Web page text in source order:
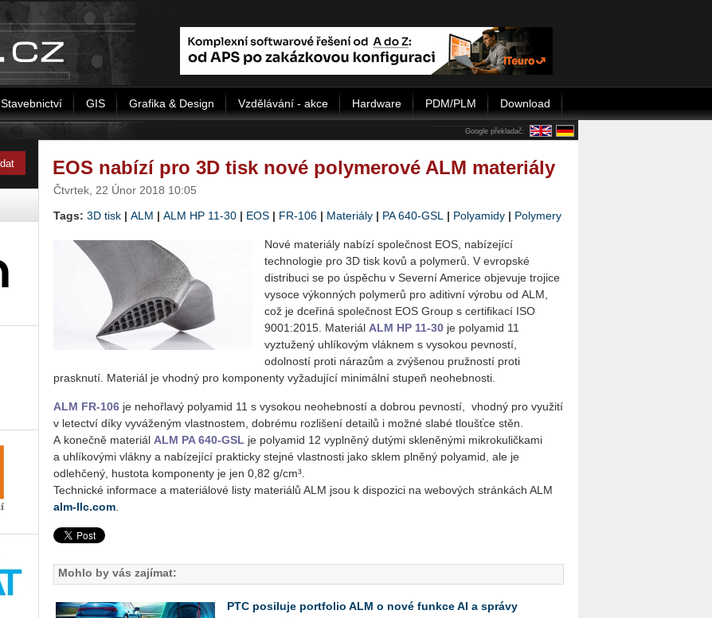
Stavebnictví GIS Grafika & Design Vzdělávání - akce Hardware PDM/PLM Download
Google překladač:
EOS nabízí pro 3D tisk nové polymerové ALM materiály
Čtvrtek, 22 Únor 2018 10:05
Tags: 3D tisk | ALM | ALM HP 11-30 | EOS | FR-106 | Materiály | PA 640-GSL | Polyamidy | Polymery
Nové materiály nabízí společnost EOS, nabízející
technologie pro 3D tisk kovů a polymerů. V evropské
distribuci se po úspěchu v Severní Americe objevuje trojice
vysoce výkonných polymerů pro aditivní výrobu od ALM,
což je dceřiná společnost EOS Group s certifikací ISO
9001:2015. Materiál ALM HP 11-30 je polyamid 11
vyztužený uhlíkovým vláknem s vysokou pevností,
odolností proti nárazům a zvýšenou pružností proti
prasknutí. Materiál je vhodný pro komponenty vyžadující minimální stupeň neohebnosti.
ALM FR-106 je nehořlavý polyamid 11 s vysokou neohebností a dobrou pevností, vhodný pro využití
v letectví díky vyváženým vlastnostem, dobrému rozlišení detailů i možné slabé tloušťce stěn.
A konečně materiál ALM PA 640-GSL je polyamid 12 vyplněný dutými skleněnými mikrokuličkami
a uhlíkovými vlákny a nabízející prakticky stejné vlastnosti jako sklem plněný polyamid, ale je
odlehčený, hustota komponenty je jen 0,82 g/cm³.
Technické informace a materiálové listy materiálů ALM jsou k dispozici na webových stránkách ALM
alm-llc.com
Mohlo by vás zajímat:
PTC posiluje portfolio ALM o nové funkce AI a správy